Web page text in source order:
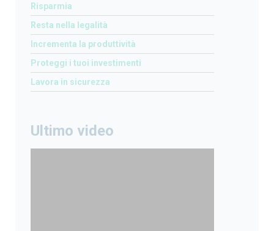
Risparmia
Resta nella legalità
Incrementa la produttività
Proteggi i tuoi investimenti
Lavora in sicurezza
Ultimo video